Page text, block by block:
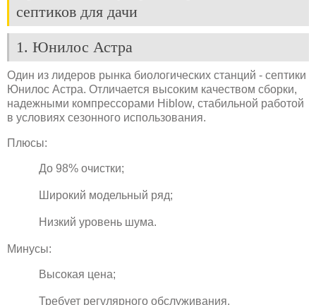
септиков для дачи
1. Юнилос Астра
Один из лидеров рынка биологических станций - септики
Юнилос Астра. Отличается высоким качеством сборки,
надежными компрессорами Hiblow, стабильной работой
в условиях сезонного использования.
Плюсы:
До 98% очистки;
Широкий модельный ряд;
Низкий уровень шума.
Минусы:
Высокая цена;
Требует регулярного обслуживания.